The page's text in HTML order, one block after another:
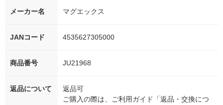
メーカー名 マグエックス
JANコード 4535627305000
商品番号 JU21968
返品について
返品可
ご購入の際は、ご利用ガイド「返品・交換につ